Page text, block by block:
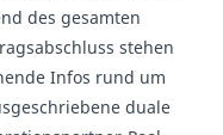
des gesamten
stehen
Infos rund um
duale